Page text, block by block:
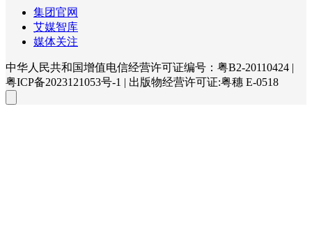
集团官网
艾媒智库
媒体关注
中华人民共和国增值电信经营许可证编号：粤B2-20110424
粤ICP备2023121053号-1
出版物经营许可证:粤穗 E-0518